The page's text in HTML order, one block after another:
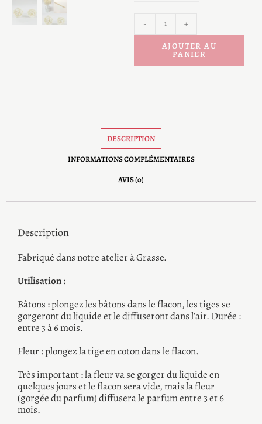
- +
AJOUTER AU
PANIER
DESCRIPTION
INFORMATIONS COMPLÉMENTAIRES
AVIS (0)
Description
Fabriqué dans notre atelier à Grasse.
Utilisation :
Bâtons : plongez les bâtons dans le flacon, les tiges se
gorgeront du liquide et le diffuseront dans l’air. Durée :
entre 3 à 6 mois.
Fleur : plongez la tige en coton dans le flacon.
Très important : la fleur va se gorger du liquide en
quelques jours et le flacon sera vide, mais la fleur
(gorgée du parfum) diffusera le parfum entre 3 et 6
mois.